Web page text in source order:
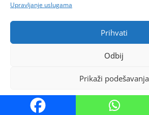
Upravljanje uslugama
Prihvati
Odbij
Prikaži podešavanja
Politika kolačića